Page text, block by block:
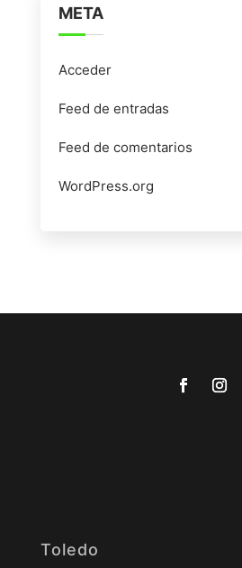
META
Acceder
Feed de entradas
Feed de comentarios
WordPress.org
Toledo